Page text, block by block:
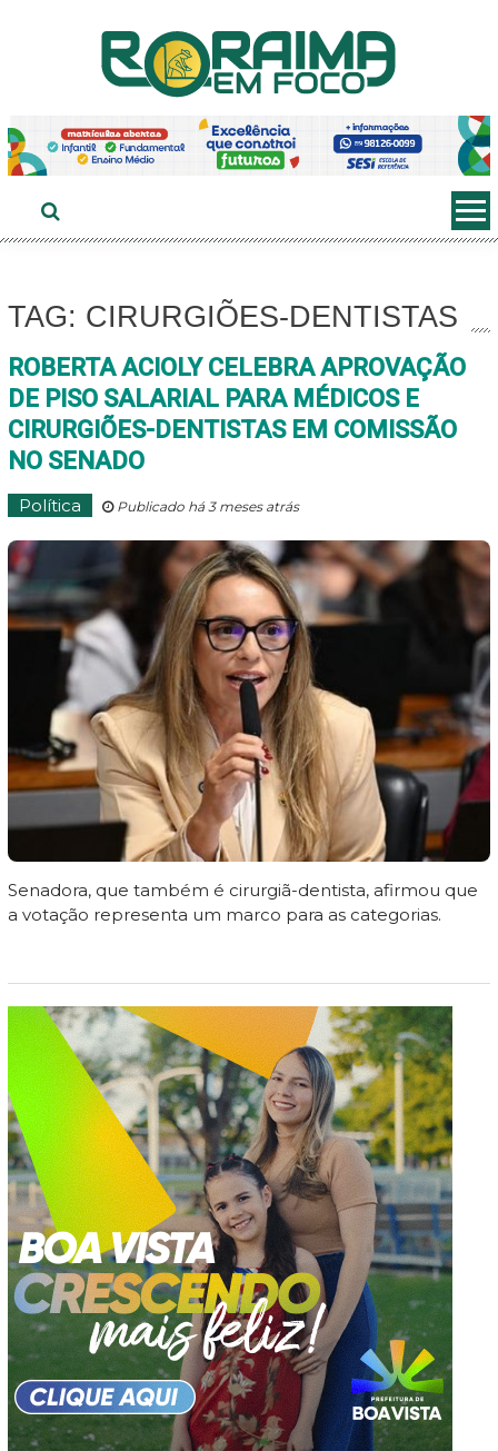
TAG: CIRURGIÕES-DENTISTAS
ROBERTA ACIOLY CELEBRA APROVAÇÃO
DE PISO SALARIAL PARA MÉDICOS E
CIRURGIÕES-DENTISTAS EM COMISSÃO
NO SENADO
Política Publicado há 3 meses atrás
Senadora, que também é cirurgiã-dentista, afirmou que
a votação representa um marco para as categorias.